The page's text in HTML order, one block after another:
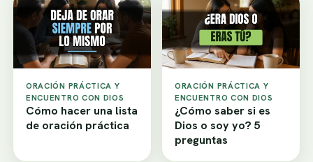
ORACIÓN PRÁCTICA Y
ENCUENTRO CON DIOS
Cómo hacer una lista
de oración práctica
ORACIÓN PRÁCTICA Y
ENCUENTRO CON DIOS
¿Cómo saber si es
Dios o soy yo? 5
preguntas